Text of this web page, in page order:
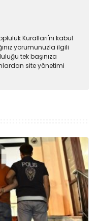
Kuralları'nı kabul
yorumunuzla ilgili
tek başınıza
site yönetimi